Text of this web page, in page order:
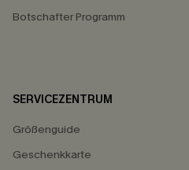
Botschafter Programm
SERVICEZENTRUM
Größenguide
Geschenkkarte